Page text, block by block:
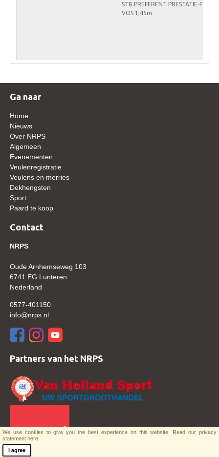
Zoek een hengst
Hengstenselectie
Verrichtingsonderzoek NRPS
Verrichtingsonderzoek 2025-2026
Verrichtingsonderzoek 2024-2025
Verrichtingsonderzoek 2019-2020
Sport
Paard te koop
CONTACT
REGIO'S
Bestuur Regio Noord
Bestuur Regio Midden
STB PREFERENT PRESTATIE-FOK
VOS 1,45m
Ga naar
Home
Nieuws
Over NRPS
Algemeen
Evenementen
Veulenregistratie
Veulens en merries
Dekhengsten
Sport
Paard te koop
Contact
NRPS
Oude Arnhemseweg 103
6741 EG Lunteren
Nederland
0577-401150
info@nrps.nl
Partners van het NRPS
We use cookies to give you the best experience on this website. Read our privacy
statement here.
I agree